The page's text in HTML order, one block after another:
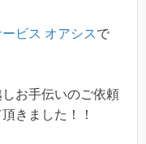
ビス オアシスで
お手伝いのご依頼
きました！！